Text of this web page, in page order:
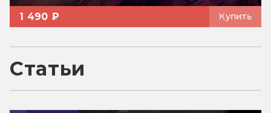
1 490 ₽ Купить
Статьи